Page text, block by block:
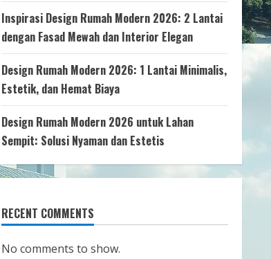
Inspirasi Design Rumah Modern 2026: 2 Lantai
dengan Fasad Mewah dan Interior Elegan
Design Rumah Modern 2026: 1 Lantai Minimalis,
Estetik, dan Hemat Biaya
Design Rumah Modern 2026 untuk Lahan
Sempit: Solusi Nyaman dan Estetis
RECENT COMMENTS
No comments to show.